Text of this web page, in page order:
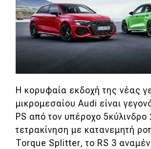
Δοκιμή
Αποστολή
Συγκρίνουμε
Formula 1
WRC
Motorsport
Η κορυφαία εκδοχή της νέας
μικρομεσαίου Audi είναι
PS από τον υπέροχο 5κύλινδρο
τετρακίνηση με κατανεμητή
Torque Splitter, το RS 3